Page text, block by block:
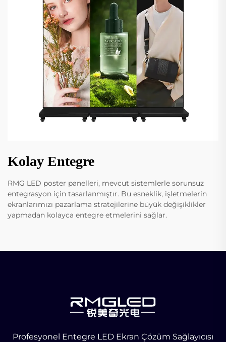
Kolay Entegre
RMG LED poster panelleri, mevcut sistemlerle sorunsuz
entegrasyon için tasarlanmıştır. Bu esneklik, işletmelerin
ekranlarımızı pazarlama stratejilerine büyük değişiklikler
yapmadan kolayca entegre etmelerini sağlar.
Profesyonel Entegre LED Ekran Çözüm Sağlayıcısı